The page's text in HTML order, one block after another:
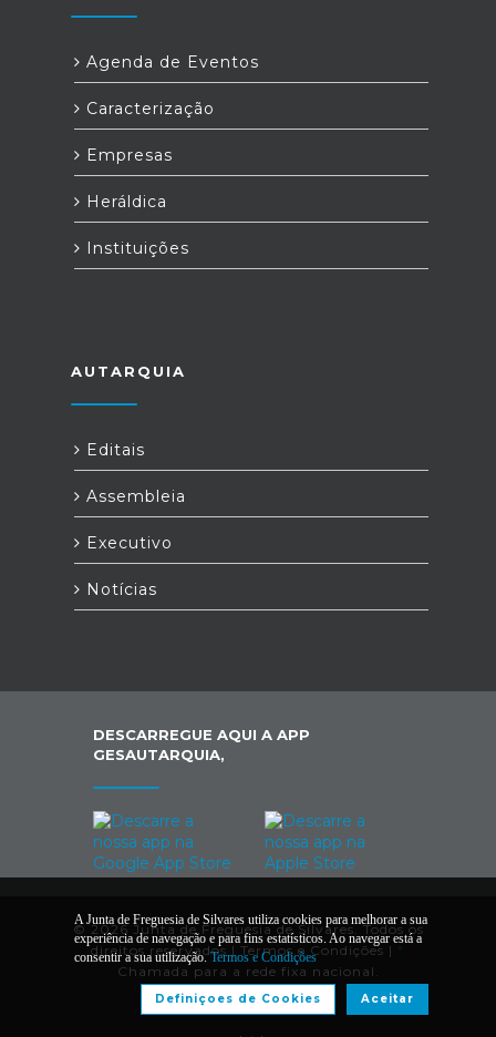
Agenda de Eventos
Caracterização
Empresas
Heráldica
Instituições
AUTARQUIA
Editais
Assembleia
Executivo
Notícias
DESCARREGUE AQUI A APP
GESAUTARQUIA,
© 2026 Junta de Freguesia de Silvares. Todos os
direitos reservados | Termos e Condições | *
Chamada para a rede fixa nacional.
A Junta de Freguesia de Silvares utiliza cookies para melhorar a sua
experiência de navegação e para fins estatísticos. Ao navegar está a
consentir a sua utilização.Termos e Condições
Aceitar
Definiçoes de Cookies